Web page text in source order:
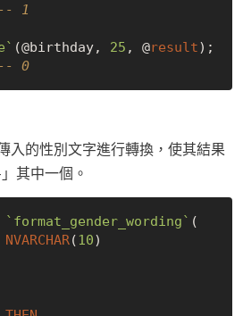
-- 1
(@birthday, 25 , @result
-- 0
入的性別文字進行轉換，使其結果
其中一個。
`format_gender_wording` (
NVARCHAR(10)